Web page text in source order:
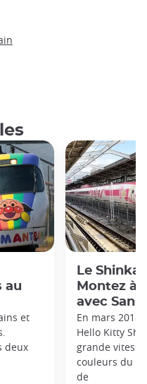
au
et
deux
Le
Montez à
avec
En mars
Hello Kitty
grande
couleurs du
de